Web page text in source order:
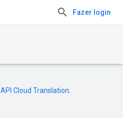
Fazer login
API Cloud Translation